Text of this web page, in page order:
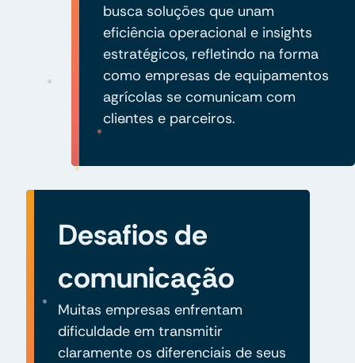
busca soluções que unam
eficiência operacional e insights
estratégicos, refletindo na forma
como empresas de equipamentos
agrícolas se comunicam com
clientes e parceiros.
Desafios de
comunicação
Muitas empresas enfrentam
dificuldade em transmitir
claramente os diferenciais de seus